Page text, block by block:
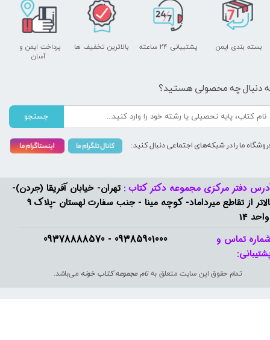
09385901000 - 09378888570​​​​​​​
دفتر مرکزی مجموعه دکتر کتاب : تهران- خیابان آفریقا (جردن)-
بالاتر از تقاطع میرداماد- کوچه مینا - جنب سفارت لهستان -پلاک 9
14
تمام حقوق این سایت متعلق بهنام مجموعه کتاب خونه می‌باشد.
تماس و
پشتیبانی ۲۴ ساعته
پرداخت ایمن و ​​​​​​​
آسان
بسته بندی ایمن بالاترین تخفیف ها
دنبال چه محصولی هستید؟
جستجو
ما را در شبکه‌های اجتماعی دنبال کنید: